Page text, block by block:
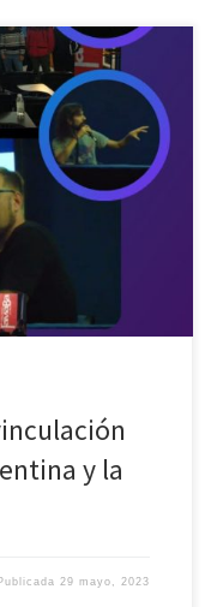
actividad de
AES Argentina y la
de Buenos Aires. A lo
de 80 minutos, se
objetivos de […]
y la
29 mayo, 2023